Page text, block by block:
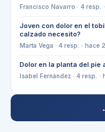
Francisco Navarro · 4resp. ·
Joven con dolor en el
calzado necesito?
Marta Vega · 4resp. · hace
Dolor en la planta del pie
Isabel Fernández · 4resp. ·